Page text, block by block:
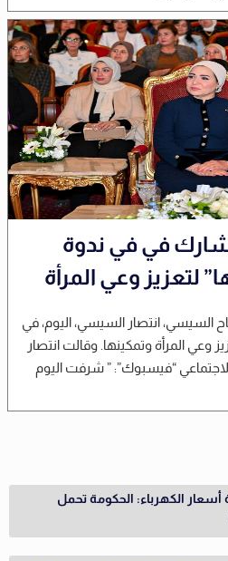
في في ندوة
لتعزيز وعي المرأة
السيسي، انتصار السيسي، اليوم، في
وعي المرأة وتمكينها. وقالت انتصار
“فيسبوك”: ” شرفت اليوم
أسعار الكهرباء: الحكومة تحمل